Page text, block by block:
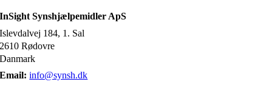
InSight Synshjælpemidler ApS
Islevdalvej 184, 1. Sal
2610 Rødovre
Danmark
Email: info@synsh.dk